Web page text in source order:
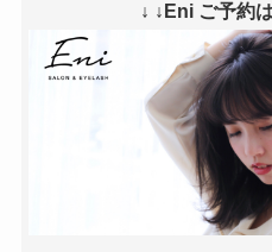
↓ ↓Eni ご予約